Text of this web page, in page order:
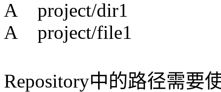
A project/dir1
A project/file1
Repository中的路径需要